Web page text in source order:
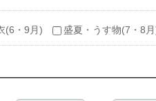
(6・9月) 盛夏・うす物(7・8